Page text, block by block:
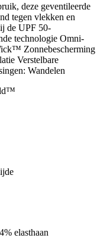
deze geventileerde
tegen vlekken en
de UPF 50-
technologie Omni-
Zonnebescherming
Verstelbare
Wandelen
elasthaan